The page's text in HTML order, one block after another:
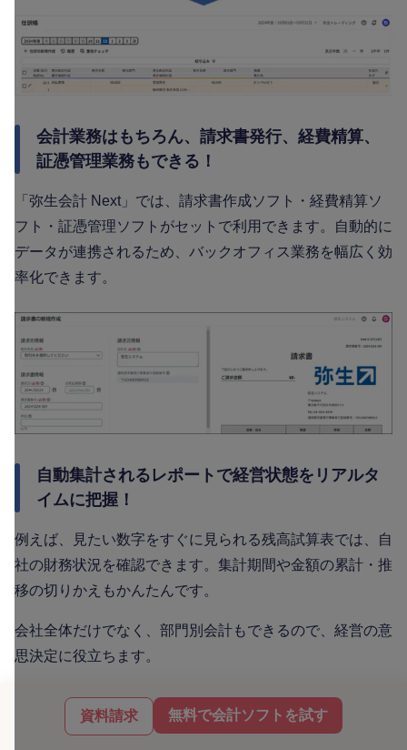
資料請求 無料で会計ソフトを試す
会計業務はもちろん、請求書発行、経費精算、
証憑管理業務もできる！
「弥生会計 Next」では、請求書作成ソフト・経費精算ソ
フト・証憑管理ソフトがセットで利用できます。自動的に
データが連携されるため、バックオフィス業務を幅広く効
率化できます。
自動集計されるレポートで経営状態をリアルタ
イムに把握！
例えば、見たい数字をすぐに見られる残高試算表では、自
社の財務状況を確認できます。集計期間や金額の累計・推
移の切りかえもかんたんです。
会社全体だけでなく、部門別会計もできるので、経営の意
思決定に役立ちます。